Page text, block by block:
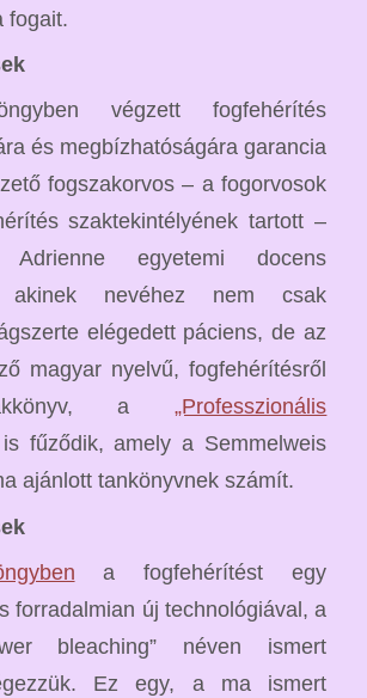
fogait.
végzett fogfehérítés
és megbízhatóságára garancia
fogszakorvos – a fogorvosok
szaktekintélyének tartott –
egyetemi docens
akinek nevéhez nem csak
elégedett páciens, de az
magyar nyelvű, fogfehérítésről
a„Professzionális
fűződik, amely a Semmelweis
ajánlott tankönyvnek számít.
a fogfehérítést egy
forradalmian új technológiával, a
bleaching” néven ismert
Ez egy, a ma ismert